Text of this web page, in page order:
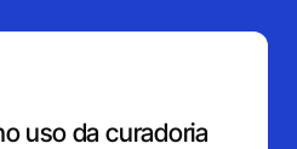
uso da curadoria